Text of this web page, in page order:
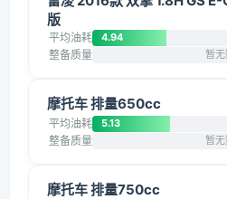
版
平均油耗 4.94
整备质量 暂
摩托车 排量650cc
平均油耗 5.13
整备质量 暂
摩托车 排量750cc